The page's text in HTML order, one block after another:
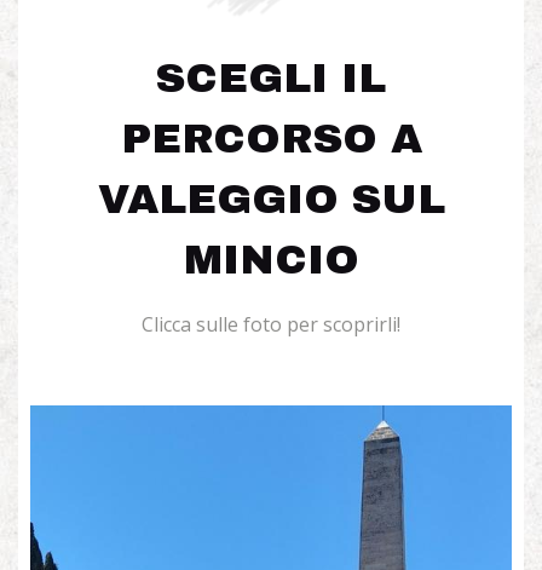
SCEGLI IL
PERCORSO A
VALEGGIO SUL
MINCIO
Clicca sulle foto per scoprirli!